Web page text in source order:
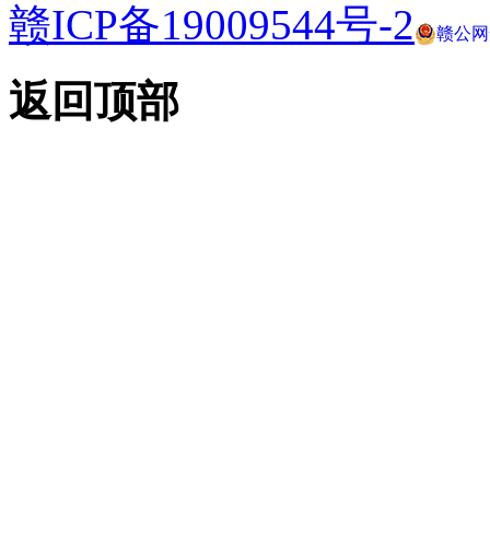
赣ICP备19009544号-2
赣公网
返回顶部